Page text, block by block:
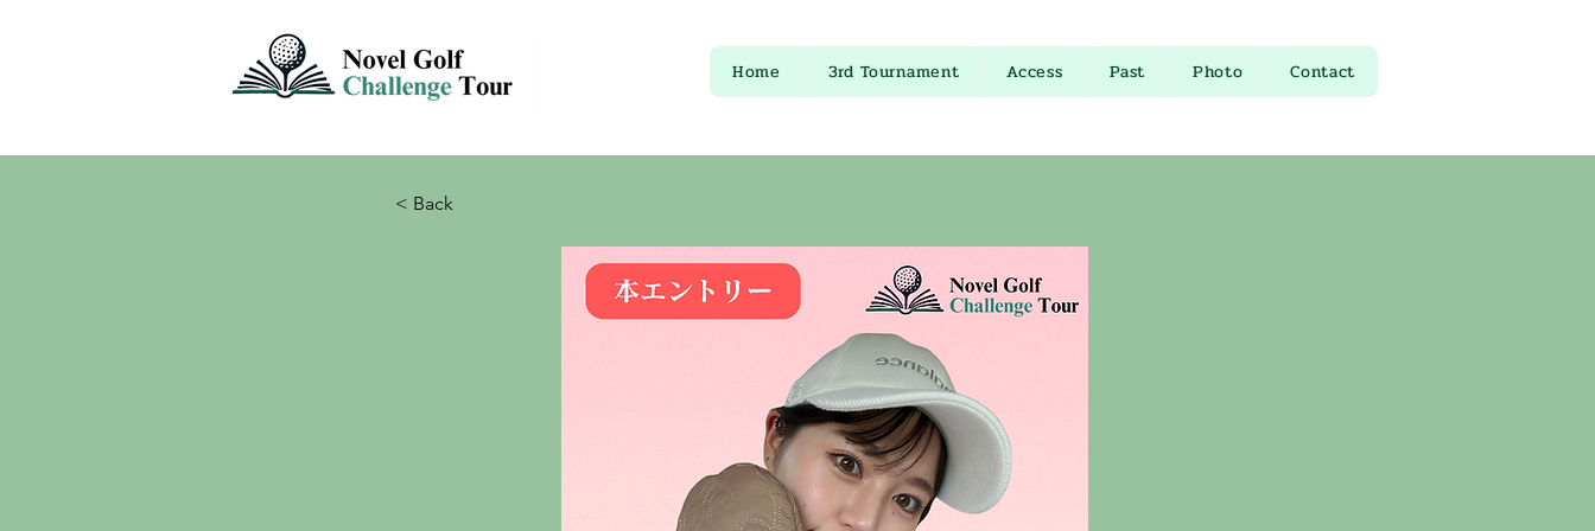
Home 3rd Tournament Access Past Photo Contact
< Back